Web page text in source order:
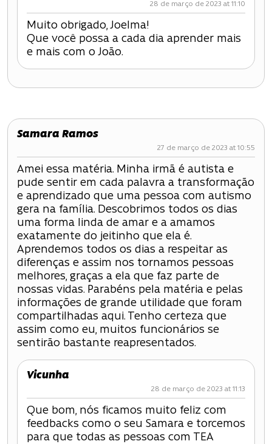
s
28 de março de 2023 at 11:10
Muito obrigado, Joelma!
Que você possa a cada dia aprender mais
e mais com o João.
Samara Ramos
27 de março de 2023 at 10:55
Amei essa matéria. Minha irmã é autista e
pude sentir em cada palavra a transformação
e aprendizado que uma pessoa com autismo
gera na família. Descobrimos todos os dias
uma forma linda de amar e a amamos
exatamente do jeitinho que ela é.
Aprendemos todos os dias a respeitar as
diferenças e assim nos tornamos pessoas
melhores, graças a ela que faz parte de
nossas vidas. Parabéns pela matéria e pelas
informações de grande utilidade que foram
compartilhadas aqui. Tenho certeza que
assim como eu, muitos funcionários se
sentirão bastante reapresentados.
Vicunha
28 de março de 2023 at 11:13
Que bom, nós ficamos muito feliz com
feedbacks como o seu Samara e torcemos
para que todas as pessoas com TEA